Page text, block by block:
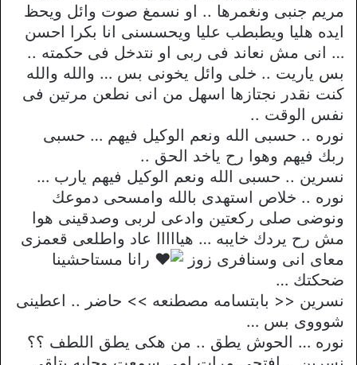
مريم جنبى ونغمرها .. او نسمغ صوت وائل ويحظ
ايده هليا ويطبطب عليا ويحسسنى انا بكرا احسن
… انى مش نعاند فى ربى او نتدخل فى حكمته ..
بس ياريت .. خلى وائل يخونى بس … والله والله
كنت نقدر نجتازها اسهل من انى نطعن مرتين فى
نفس الوقت ..
نوره .. حسبى الله ونعم الوكيل فيهم … حسبى
ربك فيهم وهوا رح ياخد الحق ..
نسرين .. حسبى الله ونعم الوكيل فيهم يارب …
نوره .. خلاص استهدى بالله وامسحى دموعك
ونوضى صلى ركعتين وادعى لربى وصدقينى هوا
مش رح يردك خايبه … هيااااا عاد واطلعى قعمزى
معاى انى وسنافرى زوز
رانا مستاحشينا
ضحكتك …
نسرين << بابتسامه مصطنعه >> حاضر .. اعطينى
شوووى بس …
نوره … الحوش يطق .. من هكى يطق اللطف ؟؟